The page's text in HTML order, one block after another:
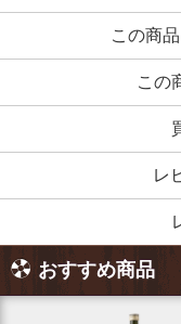
この商
この
レ
おすすめ商品